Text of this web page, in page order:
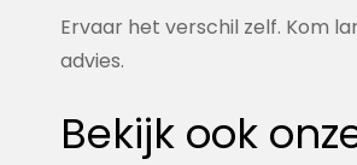
Ervaar het verschil zelf. Kom
advies.
Bekijk ook